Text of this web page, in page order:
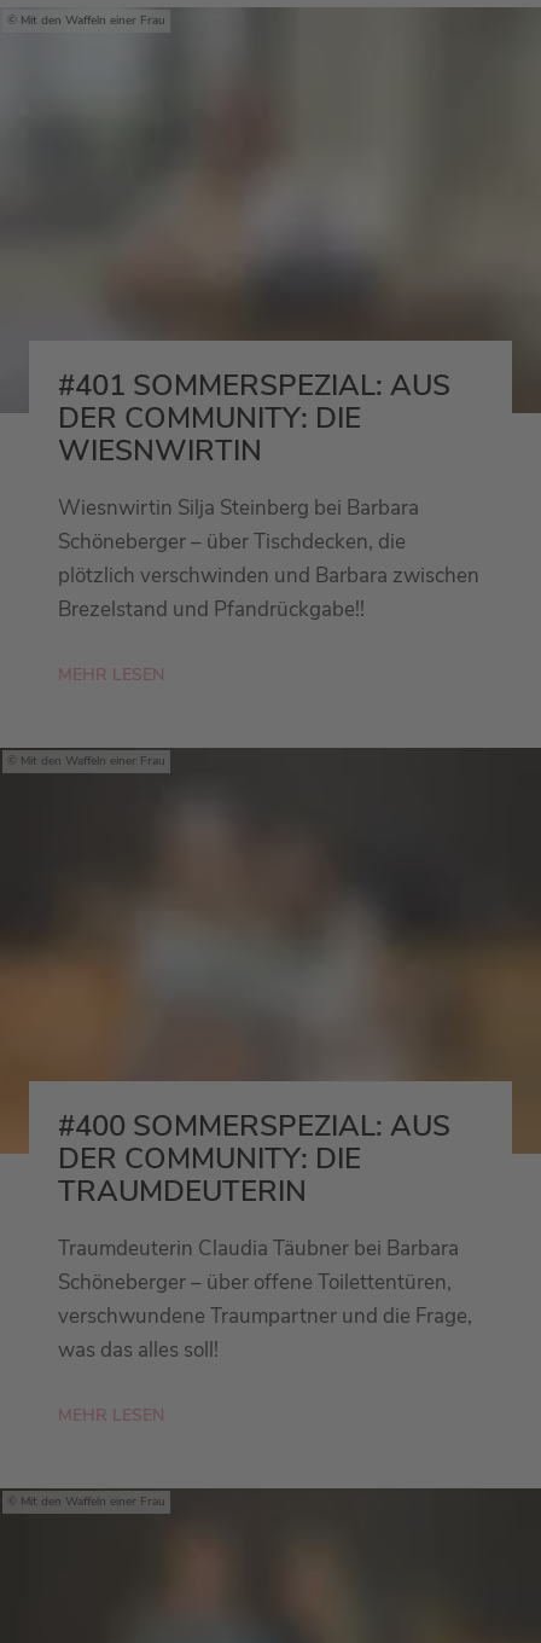
Mit den Waffeln einer Frau
#401 SOMMERSPEZIAL: AUS
DER COMMUNITY: DIE
WIESNWIRTIN
Wiesnwirtin Silja Steinberg bei Barbara
Schöneberger – über Tischdecken, die
plötzlich verschwinden und Barbara zwischen
Brezelstand und Pfandrückgabe!!
MEHR LESEN
Mit den Waffeln einer Frau
#400 SOMMERSPEZIAL: AUS
DER COMMUNITY: DIE
TRAUMDEUTERIN
Traumdeuterin Claudia Täubner bei Barbara
Schöneberger – über offene Toilettentüren,
verschwundene Traumpartner und die Frage,
was das alles soll!
MEHR LESEN
Mit den Waffeln einer Frau